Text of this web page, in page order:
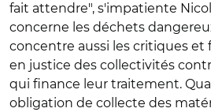
fait attendre", s'impatiente
concerne les déchets
concentre aussi les critiques et
en justice des collectivités
qui finance leur traitement.
obligation de collecte des